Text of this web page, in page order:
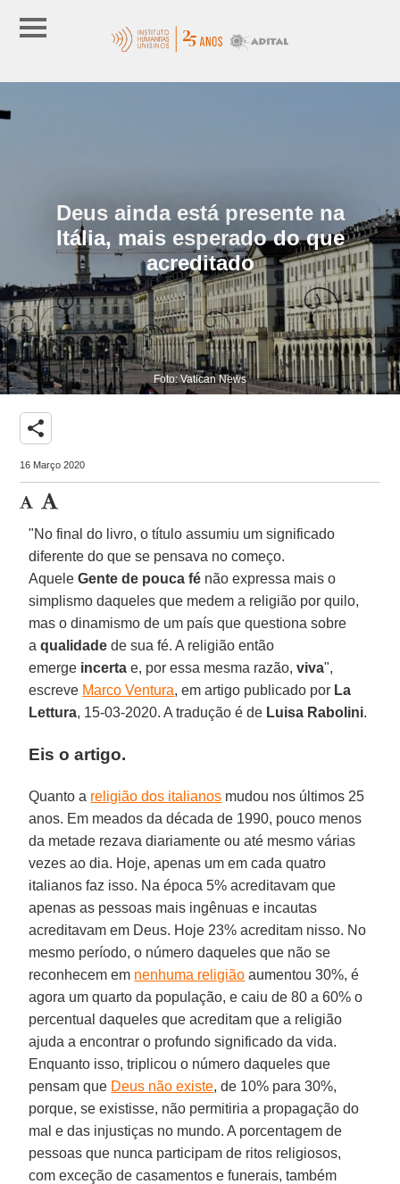
Deus ainda está presente na
Itália, mais esperado do que
acreditado
Foto: Vatican News
share
16 Março 2020
"No final do livro, o título assumiu um significado
diferente do que se pensava no começo.
AqueleGente de pouca fé não expressa mais o
simplismo daqueles que medem a religião por quilo,
mas o dinamismo de um país que questiona sobre
aqualidade de sua fé. A religião então
emerge incerta e, por essa mesma razão,viva",
escreve Marco Ventura, em artigo publicado por La
Lettura, 15-03-2020. A tradução é de Luisa Rabolini.
Eis o artigo.
Quanto a religião dos italianos mudou nos últimos 25
anos. Em meados da década de 1990, pouco menos
da metade rezava diariamente ou até mesmo várias
vezes ao dia. Hoje, apenas um em cada quatro
italianos faz isso. Na época 5% acreditavam que
apenas as pessoas mais ingênuas e incautas
acreditavam em Deus. Hoje 23% acreditam nisso. No
mesmo período, o número daqueles que não se
reconhecem em nenhuma religião aumentou 30%, é
agora um quarto da população, e caiu de 80 a 60% o
percentual daqueles que acreditam que a religião
ajuda a encontrar o profundo significado da vida.
Enquanto isso, triplicou o número daqueles que
pensam que Deus não existe, de 10% para 30%,
porque, se existisse, não permitiria a propagação do
mal e das injustiças no mundo. A porcentagem de
pessoas que nunca participam de ritos religiosos,
com exceção de casamentos e funerais, também